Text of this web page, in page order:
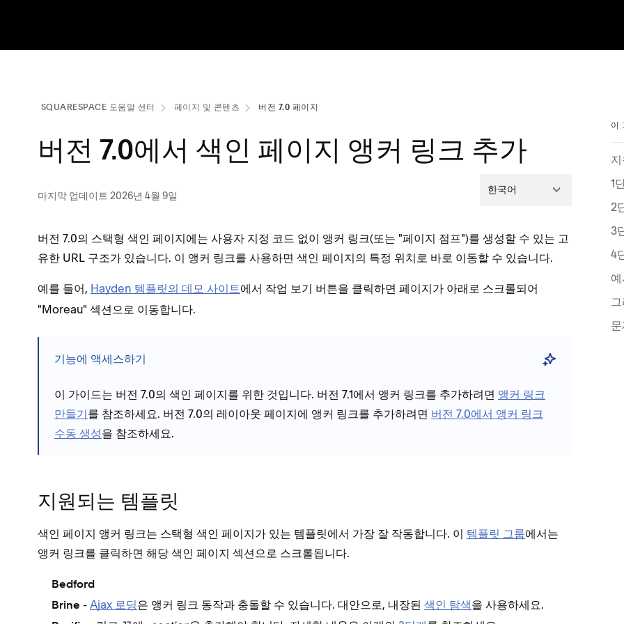
SQUARESPACE 도움말 센터 페이지 및 콘텐츠 버전 7.0 페이지
버전 7.0에서 색인 페이지 앵커 링크 추가
마지막 업데이트 2026년 4월 9일 한국어
버전 7.0의 스택형 색인 페이지에는 사용자 지정 코드 없이 앵커 링크(또는 "페이지 점프")를 생성할 수 있는 고
유한 URL 구조가 있습니다. 이 앵커 링크를 사용하면 색인 페이지의 특정 위치로 바로 이동할 수 있습니다.
예를 들어, Hayden 템플릿의 데모 사이트에서 작업 보기
버튼을 클릭하면 페이지가 아래로 스크롤되어
"Moreau" 섹션으로 이동합니다.
기능에 액세스하기
이 가이드는 버전 7.0의 색인 페이지를 위한 것입니다. 버전 7.1에서 앵커 링크를 추가하려면 앵커 링크
만들기를 참조하세요. 버전 7.0의 레이아웃 페이지에 앵커 링크를 추가하려면 버전 7.0에서 앵커 링크
수동 생성을 참조하세요.
지원되는 템플릿
색인 페이지 앵커 링크는 스택형 색인 페이지가 있는 템플릿에서 가장 잘 작동합니다. 이 템플릿 그룹에서는
앵커 링크를 클릭하면 해당 색인 페이지 섹션으로 스크롤됩니다.
Bedford
Brine - Ajax 로딩은 앵커 링크 동작과 충돌할 수 있습니다. 대안으로, 내장된 색인 탐색을 사용하세요.
이
1
2
3
4